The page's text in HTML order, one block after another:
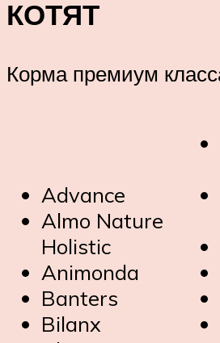
КОТЯТ
Корма премиум
Advance
Almo Nature
Holistic
Animonda
Banters
Bilanx